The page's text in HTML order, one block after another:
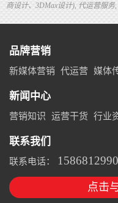
商设计、3DMax设计), 代运营服务
品牌营销
新媒体营销 代运营 媒体
新闻中心
营销知识 运营干货 行业
联系我们
联系电话：
点击